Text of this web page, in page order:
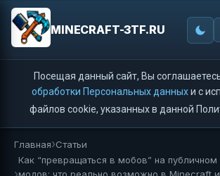
MINECRAFT-3TF.RU
Посещая данный сайт, Вы
обработки Персональных данныхи с
файлов cookie, указанных в данной
Главная Статьи
Как “превращаться в мобов” на